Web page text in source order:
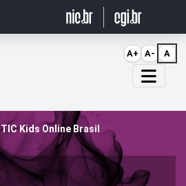
TIC Kids Online Brasil
A+ A- A